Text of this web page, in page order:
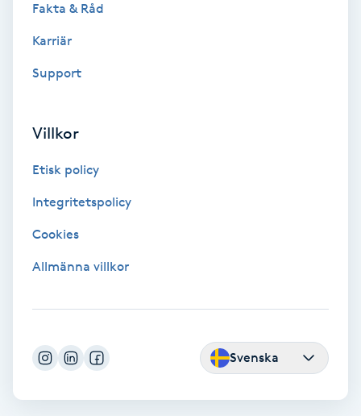
Extensions
Face framing
Faceliftmassage
Fibromassage
Fakta & Råd
Karriär
Support
Villkor
Etisk policy
Integritetspolicy
Cookies
Allmänna villkor
Svenska